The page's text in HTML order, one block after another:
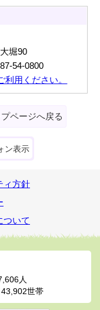
堀90
54-0800
用ください。
プページへ戻る
ン表示
ィ方針
ついて
人
43,902世帯